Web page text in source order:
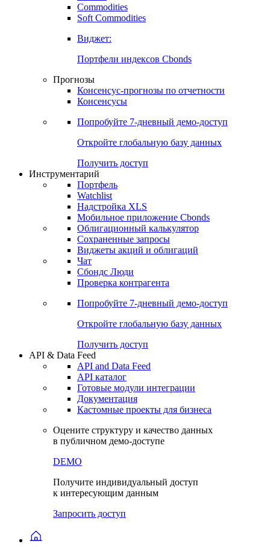
Commodities
Золото
Бензин
Soft Commodities
Виджет:
Портфели индексов Cbonds
Прогнозы
Консенсусы
Попробуйте7-дневный
Откройте глобальную базу данных
Получить доступ
Инструментарий
Портфель
Watchlist
Надстройка XLS
Мобильное приложение Cbonds
Облигационный калькулятор
Сохраненные запросы
Чат
Проверка контрагента
Попробуйте7-дневный
Откройте глобальную базу данных
Получить доступ
API & Data Feed
API and Data Feed
Готовые модули интеграции
Документация
в публичном демо-доступе